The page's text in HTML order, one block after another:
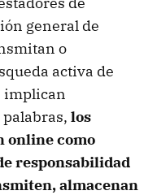
general de
o
activa de
implican
los
online como
responsabilidad
almacenan